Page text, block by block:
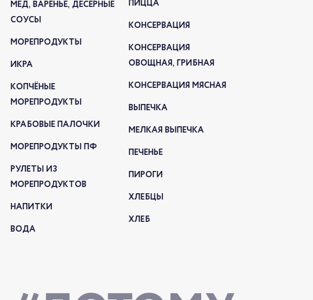
МЕД, ВАРЕНЬЕ, ДЕСЕРНЫЕ
СОУСЫ
МОРЕПРОДУКТЫ
ИКРА
КОПЧЁНЫЕ
МОРЕПРОДУКТЫ
КРАБОВЫЕ ПАЛОЧКИ
МОРЕПРОДУКТЫ ПФ
РУЛЕТЫ ИЗ
МОРЕПРОДУКТОВ
НАПИТКИ
ВОДА
ПИЦЦА
КОНСЕРВАЦИЯ
КОНСЕРВАЦИЯ
ОВОЩНАЯ, ГРИБНАЯ
КОНСЕРВАЦИЯ МЯСНАЯ
ВЫПЕЧКА
МЕЛКАЯ ВЫПЕЧКА
ПЕЧЕНЬЕ
ПИРОГИ
ХЛЕБЦЫ
ХЛЕБ